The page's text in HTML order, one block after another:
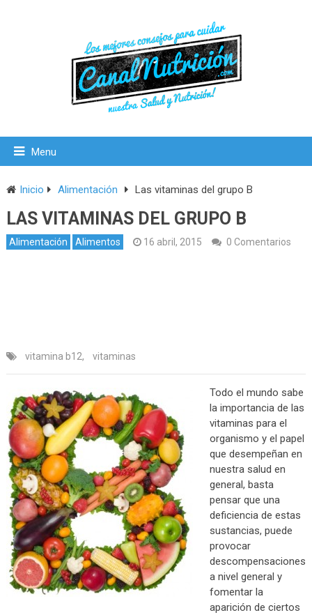
Menu
Inicio Alimentación Las vitaminas del grupo B
LAS VITAMINAS DEL GRUPO B
Alimentación Alimentos 16 abril, 2015 0 Comentarios
vitamina b12, vitaminas
Todo el mundo sabe
la importancia de las
vitaminas para el
organismo y el papel
que desempeñan en
nuestra salud en
general, basta
pensar que una
deficiencia de estas
sustancias, puede
provocar
descompensaciones
a nivel general y
fomentar la
aparición de ciertos